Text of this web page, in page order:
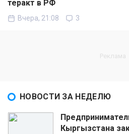
теракт в РФ
Вчера, 21:08 3
НОВОСТИ ЗА НЕДЕЛЮ
Кыргызстана